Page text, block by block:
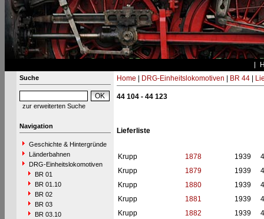
Suche
zur erweiterten Suche
Navigation
Geschichte & Hintergründe
Länderbahnen
DRG-Einheitslokomotiven
BR 01
BR 01.10
BR 02
BR 03
BR 03.10
Home DRG-Einheitslokomotiven BR 44|
44 104 - 44 123
Lieferliste
Krupp 1878 1939
Krupp
1879 1939
Krupp
1880 1939
Krupp
1881 1939
Krupp
1882 1939